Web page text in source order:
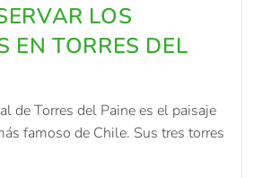
LOS
EN TORRES DEL
de Torres del Paine es el paisaje
famoso de Chile. Sus tres torres